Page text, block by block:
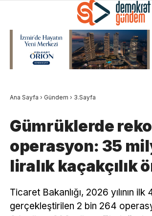
Ana Sayfa › Gündem › 3.Sayfa
Gümrüklerde
operasyon: 35
liralık kaçakçılık
Ticaret Bakanlığı, 2026 yılının ilk
gerçekleştirilen 2 bin 264